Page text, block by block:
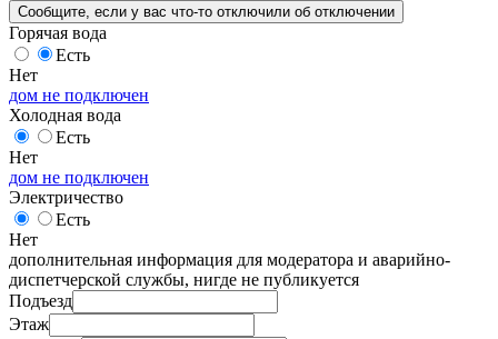
Сообщите , если у вас что-то отключили об отключении
Горячая вода
Есть
Нет
дом не подключен
Холодная вода
Есть
Нет
дом не подключен
Электричество
Есть
Нет
дополнительная информация для модератора и аварийно-
диспетчерской службы, нигде не публикуется
Подъезд
Этаж